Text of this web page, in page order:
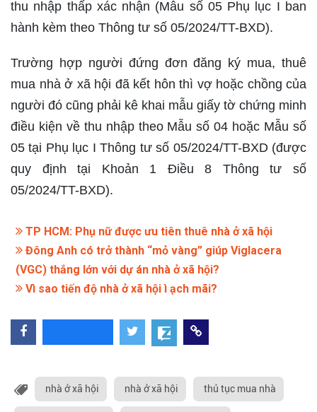
thu nhập thấp xác nhận (Mẫu số 05 Phụ lục I ban
hành kèm theo Thông tư số 05/2024/TT-BXD).
Trường hợp người đứng đơn đăng ký mua, thuê
mua nhà ở xã hội đã kết hôn thì vợ hoặc chồng của
người đó cũng phải kê khai mẫu giấy tờ chứng minh
điều kiện về thu nhập theo Mẫu số 04 hoặc Mẫu số
05 tại Phụ lục I Thông tư số 05/2024/TT-BXD (được
quy định tại Khoản 1 Điều 8 Thông tư số
05/2024/TT-BXD).
TP HCM: Phụ nữ được ưu tiên thuê nhà ở xã hội
Đông Anh có trở thành “mỏ vàng” giúp Viglacera
(VGC) thắng lớn với dự án nhà ở xã hội?
Vì sao tiến độ nhà ở xã hội ì ạch mãi?
nhà ở xã hội nhà ở xã hội thủ tục mua nhà